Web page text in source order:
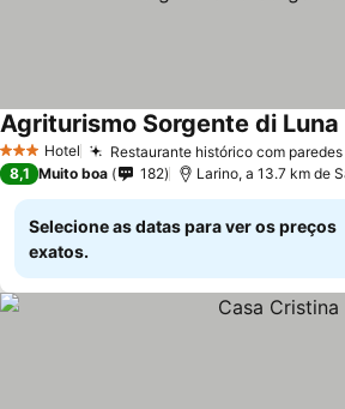
3 EstrelasHotel Restaurante histórico com
Agriturismo Sorgente di Luna
8,1 Muito boa 182 Larino, a 13.7 km de
Selecione as datas para ver os preços
exatos.